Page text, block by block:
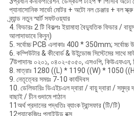
প্যানাসোনিক সার্ভো মোটর + অটো নল চেঞ্জার + বল
ব্র্যান্ড নতুন স্মার্ট সফটওয়্যার
4. ফিডারঃ 2 টি বিকল্পঃ ইয়ামাহা বৈদ্যুতিক ফিডার /
আলাদাভাবে কিনুন)
5. সর্বোচ্চ PCB এলাকাঃ 400 * 350mm; সর্বোচ্চ
6. কম্পিউটার & কীবোর্ড & উইন্ডোজ সিস্টেমের সাথে
7উপাদানঃ ০২০১, ০৪০২-৫০৫০, এসওপি, কিউএফএন,
8. মাত্রাঃ 1280 ((L) * 1190 ((W) * 1050
9. নেতৃত্বের সময়ঃ 7-10 কার্যদিবস
10. ডেলিভারিঃ ডিএইচএল দ্বারা / বায়ু দ্বারা / সমুদ্র
বাছাই / চীন গুদামে পাঠান
11অর্থ প্রদানের পদ্ধতিঃ ব্যাংক ট্রান্সফার (টি/টি)
12প্যাকেজিংঃ প্লাইউড বক্স